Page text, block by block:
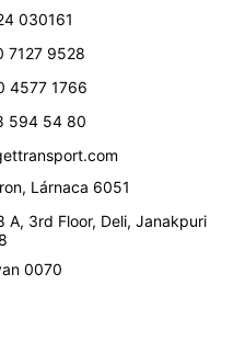
030161
7127 9528
4577 1766
594 54 80
, Lárnaca 6051
A, 3rd Floor, Deli,Janakpuri
0070